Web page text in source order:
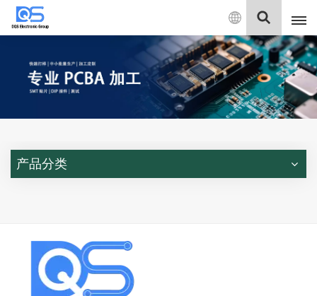
中
文
English
中文
Deutsch
产品分类